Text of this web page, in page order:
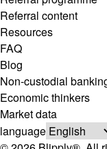
Referral content
Resources
FAQ
Blog
Non-custodial
Economic thinkers
Market data
language